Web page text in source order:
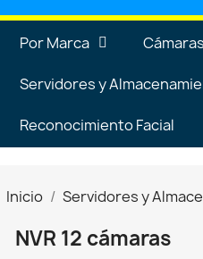
Por Marca
Servidores y
Reconocimiento Facial
Inicio Servidores y
NVR 12 cámaras